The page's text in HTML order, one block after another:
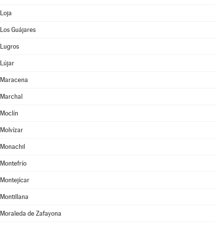
Loja
Los Guájares
Lugros
Lújar
Maracena
Marchal
Moclín
Molvízar
Monachil
Montefrío
Montejícar
Montillana
Moraleda de Zafayona